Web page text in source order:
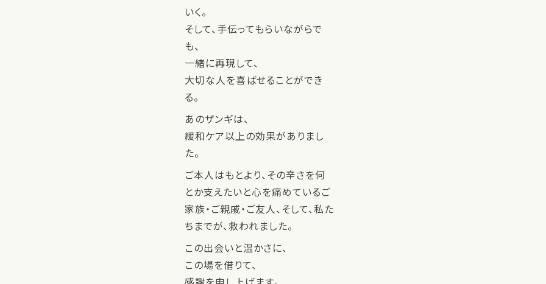
いく。
そして、手伝ってもらいながらで
も、
一緒に再現して、
大切な人を喜ばせることができ
る。
あのザンギは、
緩和ケア以上の効果がありまし
た。
ご本人はもとより、その辛さを何
とか支えたいと心を痛めているご
家族・ご親戚・ご友人、そして、私た
ちまでが、救われました。
この出会いと温かさに、
この場を借りて、